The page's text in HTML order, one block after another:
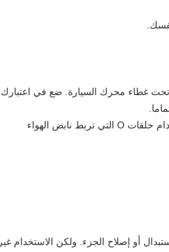
غطاء محرك السيارة.
ضع في اعتبارك
یمکنك إعادة استخدام حلقات O التي تربط نابض الھواء
أو إصلاح الجزء.
ولكن الاستخدام غير